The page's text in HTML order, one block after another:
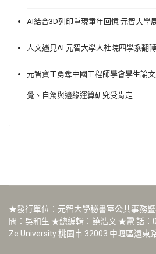
AI結合3D列印重現童年回憶 元智大學
人文遇見AI 元智大學人社院四學系翻
元智資工勇奪中國工程師學會學生論
覺、自駕與邊緣運算研究受肯定
★發行單位：元智大學秘書室公共事務
問：吳和生 ★總編輯：饒浩文 ★電 話：
Ze University 桃園市 32003 中壢區遠東